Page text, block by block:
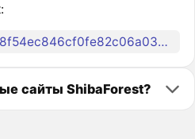
0x058f54ec846cf0fe82c06a03d63c2aec62fe0b82
сайты ShibaForest?